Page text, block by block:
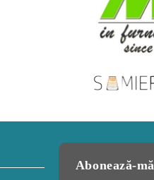
Abonează-